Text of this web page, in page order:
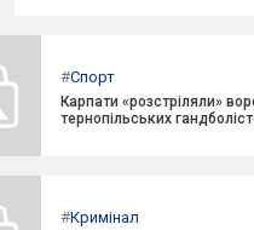
#Спорт
Карпати «розстріляли»
тернопільських
#Кримінал